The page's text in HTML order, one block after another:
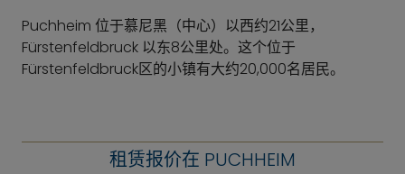
Puchheim 位于慕尼黑（中心）以西约21公里，
Fürstenfeldbruck 以东8公里处。这个位于
Fürstenfeldbruck区的小镇有大约20,000名居民。
租赁报价在 PUCHHEIM